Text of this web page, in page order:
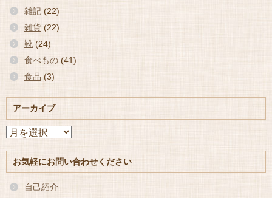
雑記 (22)
雑貨 (22)
靴 (24)
食べもの (41)
食品 (3)
アーカイブ
ア
イ
ブ
お気軽にお問い合わせください
自己紹介